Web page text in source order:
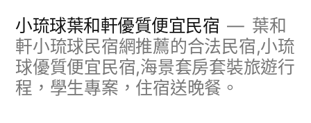
小琉球葉和軒優質便宜民宿
葉和
軒小琉球民宿網推薦的合法民宿,小琉
球優質便宜民宿,海景套房套裝旅遊行
程，學生專案，住宿送晚餐。